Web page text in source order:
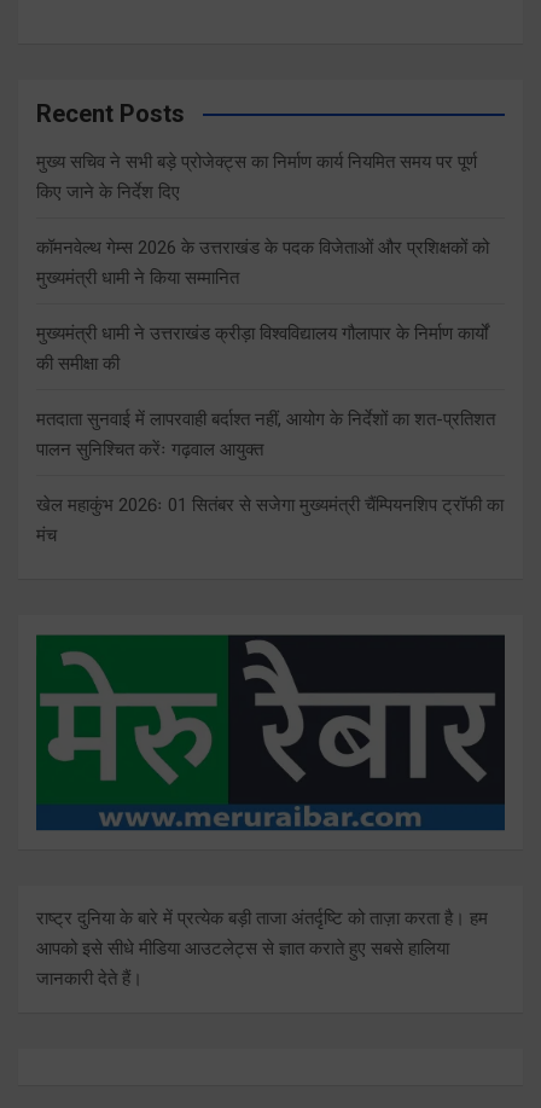
Recent Posts
मुख्य सचिव ने सभी बड़े प्रोजेक्ट्स का निर्माण कार्य नियमित समय पर पूर्ण
किए जाने के निर्देश दिए
कॉमनवेल्थ गेम्स 2026 के उत्तराखंड के पदक विजेताओं और प्रशिक्षकों को
मुख्यमंत्री धामी ने किया सम्मानित
मुख्यमंत्री धामी ने उत्तराखंड क्रीड़ा विश्वविद्यालय गौलापार के निर्माण कार्यों
की समीक्षा की
मतदाता सुनवाई में लापरवाही बर्दाश्त नहीं, आयोग के निर्देशों का शत-प्रतिशत
पालन सुनिश्चित करेंः गढ़वाल आयुक्त
खेल महाकुंभ 2026ः 01 सितंबर से सजेगा मुख्यमंत्री चैंम्पियनशिप ट्रॉफी का
मंच
राष्ट्र दुनिया के बारे में प्रत्येक बड़ी ताजा अंतर्दृष्टि को ताज़ा करता है। हम
आपको इसे सीधे मीडिया आउटलेट्स से ज्ञात कराते हुए सबसे हालिया
जानकारी देते हैं।